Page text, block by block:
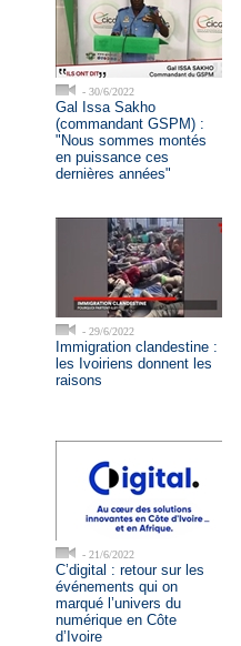
- 30/6/2022
Gal Issa Sakho
(commandant GSPM) :
"Nous sommes montés
en puissance ces
dernières années"
- 29/6/2022
Immigration clandestine :
les Ivoiriens donnent les
raisons
- 21/6/2022
C’digital : retour sur les
événements qui on
marqué l’univers du
numérique en Côte
d’Ivoire